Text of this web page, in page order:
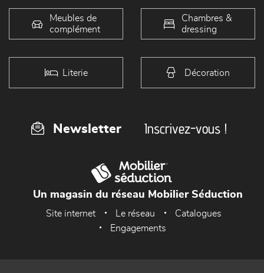
Meubles de
complément
Chambres &
dressing
Literie Décoration
Newsletter Inscrivez-vous !
Un magasin du réseau Mobilier Séduction
Site internet Le réseau
Catalogues
Engagements